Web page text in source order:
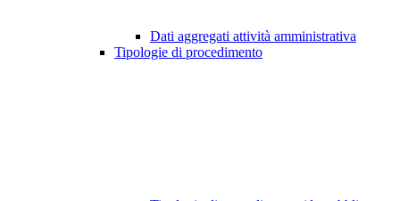
Dati aggregati attività amministrativa
Tipologie di procedimento